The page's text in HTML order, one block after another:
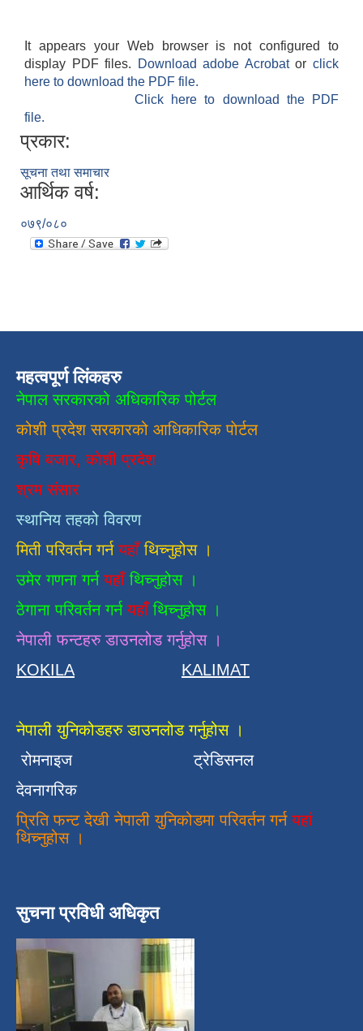
It appears your Web browser is not configured to
display PDF files.
Download adobe Acrobatorclick
here to download the PDF file.
Click here to download the PDF
file.
प्रकार:
सूचना तथा समाचार
आर्थिक वर्ष:
०७९/०८०
महत्वपूर्ण लिंकहरु
नेपाल सरकारको अधिकारिक पोर्टल
कोशी प्रदेश सरकारको आधिकारिकपाेर्टल
कृषि बजार, कोशी प्रदेश
श्रम संसार
स्थानिय तहको विवरण
मिती परिवर्तन गर्न यहाँ थिच्नुहोस ।
उमेर गणना गर्नयहाँथिच्नुहोस ।
ठेगाना परिवर्तन गर्नयहाँ थिच्नुहोस ।
नेपाली फन्टहरु डाउनलोड गर्नुहोस ।
KOKILA
KALIMAT
नेपाली युनिकोडहरु डाउनलोड गर्नुहोस ।
रोमनाइज
ट्रेडिसनल
देवनागरिक
प्रिति फन्ट देखी नेपाली युनिकोडमा परिवर्तन गर्न यहां
थिच्नुहोस ।
सुचना प्रविधी अधिकृत